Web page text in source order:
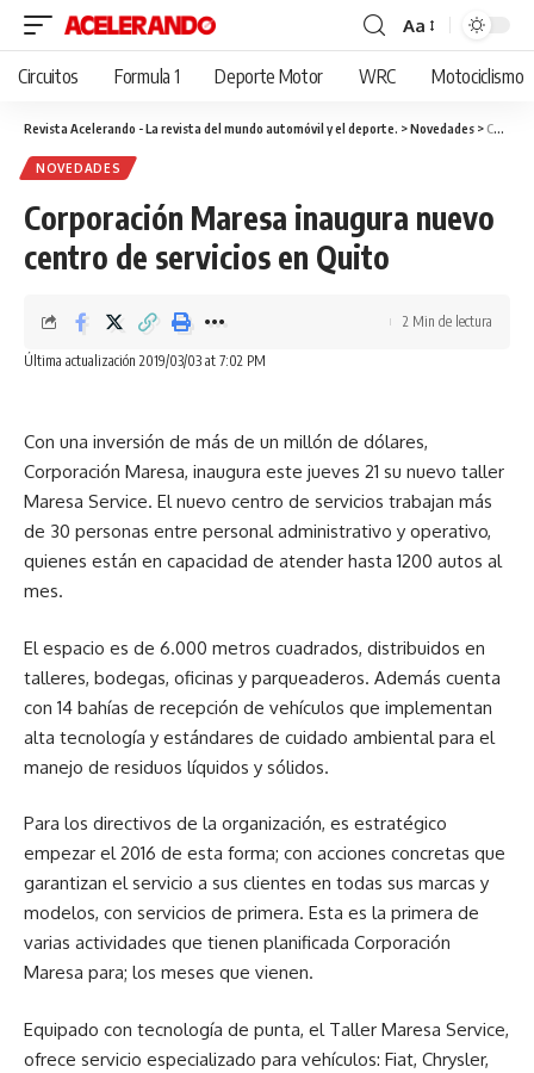
Cambiar
tamaño
fuente
Aa
Circuitos Formula 1 Deporte Motor WRC Motociclismo
Revista Acelerando - La revista del mundo automóvil y el deporte. >Novedades >Corporación Maresa inaugura nuevo centro de servicios en Quito
NOVEDADES
Corporación Maresa inaugura nuevo
centro de servicios en Quito
Última actualización 2019/03/03 at 7:02 PM
2 Min de lectura
Con una inversión de más de un millón de dólares,
Corporación Maresa, inaugura este jueves 21 su nuevo taller
Maresa Service. El nuevo centro de servicios trabajan más
de 30 personas entre personal administrativo y operativo,
quienes están en capacidad de atender hasta 1200 autos al
mes.
El espacio es de 6.000 metros cuadrados, distribuidos en
talleres, bodegas, oficinas y parqueaderos. Además cuenta
con 14 bahías de recepción de vehículos que implementan
alta tecnología y estándares de cuidado ambiental para el
manejo de residuos líquidos y sólidos.
Para los directivos de la organización, es estratégico
empezar el 2016 de esta forma; con acciones concretas que
garantizan el servicio a sus clientes en todas sus marcas y
modelos, con servicios de primera. Esta es la primera de
varias actividades que tienen planificada Corporación
Maresa para; los meses que vienen.
Equipado con tecnología de punta, el Taller Maresa Service,
ofrece servicio especializado para vehículos: Fiat, Chrysler,